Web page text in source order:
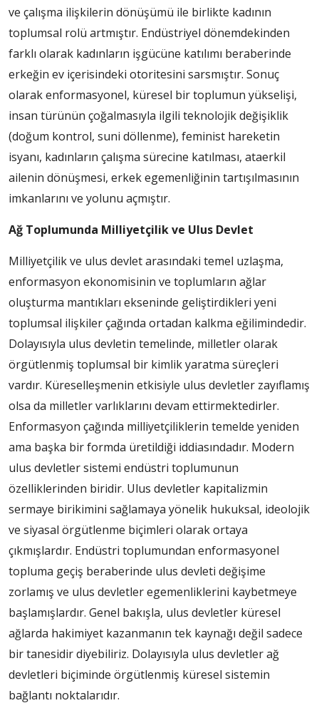
ve çalışma ilişkilerin dönüşümü ile birlikte kadının
toplumsal rolü artmıştır. Endüstriyel dönemdekinden
farklı olarak kadınların işgücüne katılımı beraberinde
erkeğin ev içerisindeki otoritesini sarsmıştır. Sonuç
olarak enformasyonel, küresel bir toplumun yükselişi,
insan türünün çoğalmasıyla ilgili teknolojik değişiklik
(doğum kontrol, suni döllenme), feminist hareketin
isyanı, kadınların çalışma sürecine katılması, ataerkil
ailenin dönüşmesi, erkek egemenliğinin tartışılmasının
imkanlarını ve yolunu açmıştır.
Ağ Toplumunda Milliyetçilik ve Ulus Devlet
Milliyetçilik ve ulus devlet arasındaki temel uzlaşma,
enformasyon ekonomisinin ve toplumların ağlar
oluşturma mantıkları ekseninde geliştirdikleri yeni
toplumsal ilişkiler çağında ortadan kalkma eğilimindedir.
Dolayısıyla ulus devletin temelinde, milletler olarak
örgütlenmiş toplumsal bir kimlik yaratma süreçleri
vardır. Küreselleşmenin etkisiyle ulus devletler zayıflamış
olsa da milletler varlıklarını devam ettirmektedirler.
Enformasyon çağında milliyetçiliklerin temelde yeniden
ama başka bir formda üretildiği iddiasındadır. Modern
ulus devletler sistemi endüstri toplumunun
özelliklerinden biridir. Ulus devletler kapitalizmin
sermaye birikimini sağlamaya yönelik hukuksal, ideolojik
ve siyasal örgütlenme biçimleri olarak ortaya
çıkmışlardır. Endüstri toplumundan enformasyonel
topluma geçiş beraberinde ulus devleti değişime
zorlamış ve ulus devletler egemenliklerini kaybetmeye
başlamışlardır. Genel bakışla, ulus devletler küresel
ağlarda hakimiyet kazanmanın tek kaynağı değil sadece
bir tanesidir diyebiliriz. Dolayısıyla ulus devletler ağ
devletleri biçiminde örgütlenmiş küresel sistemin
bağlantı noktalarıdır.